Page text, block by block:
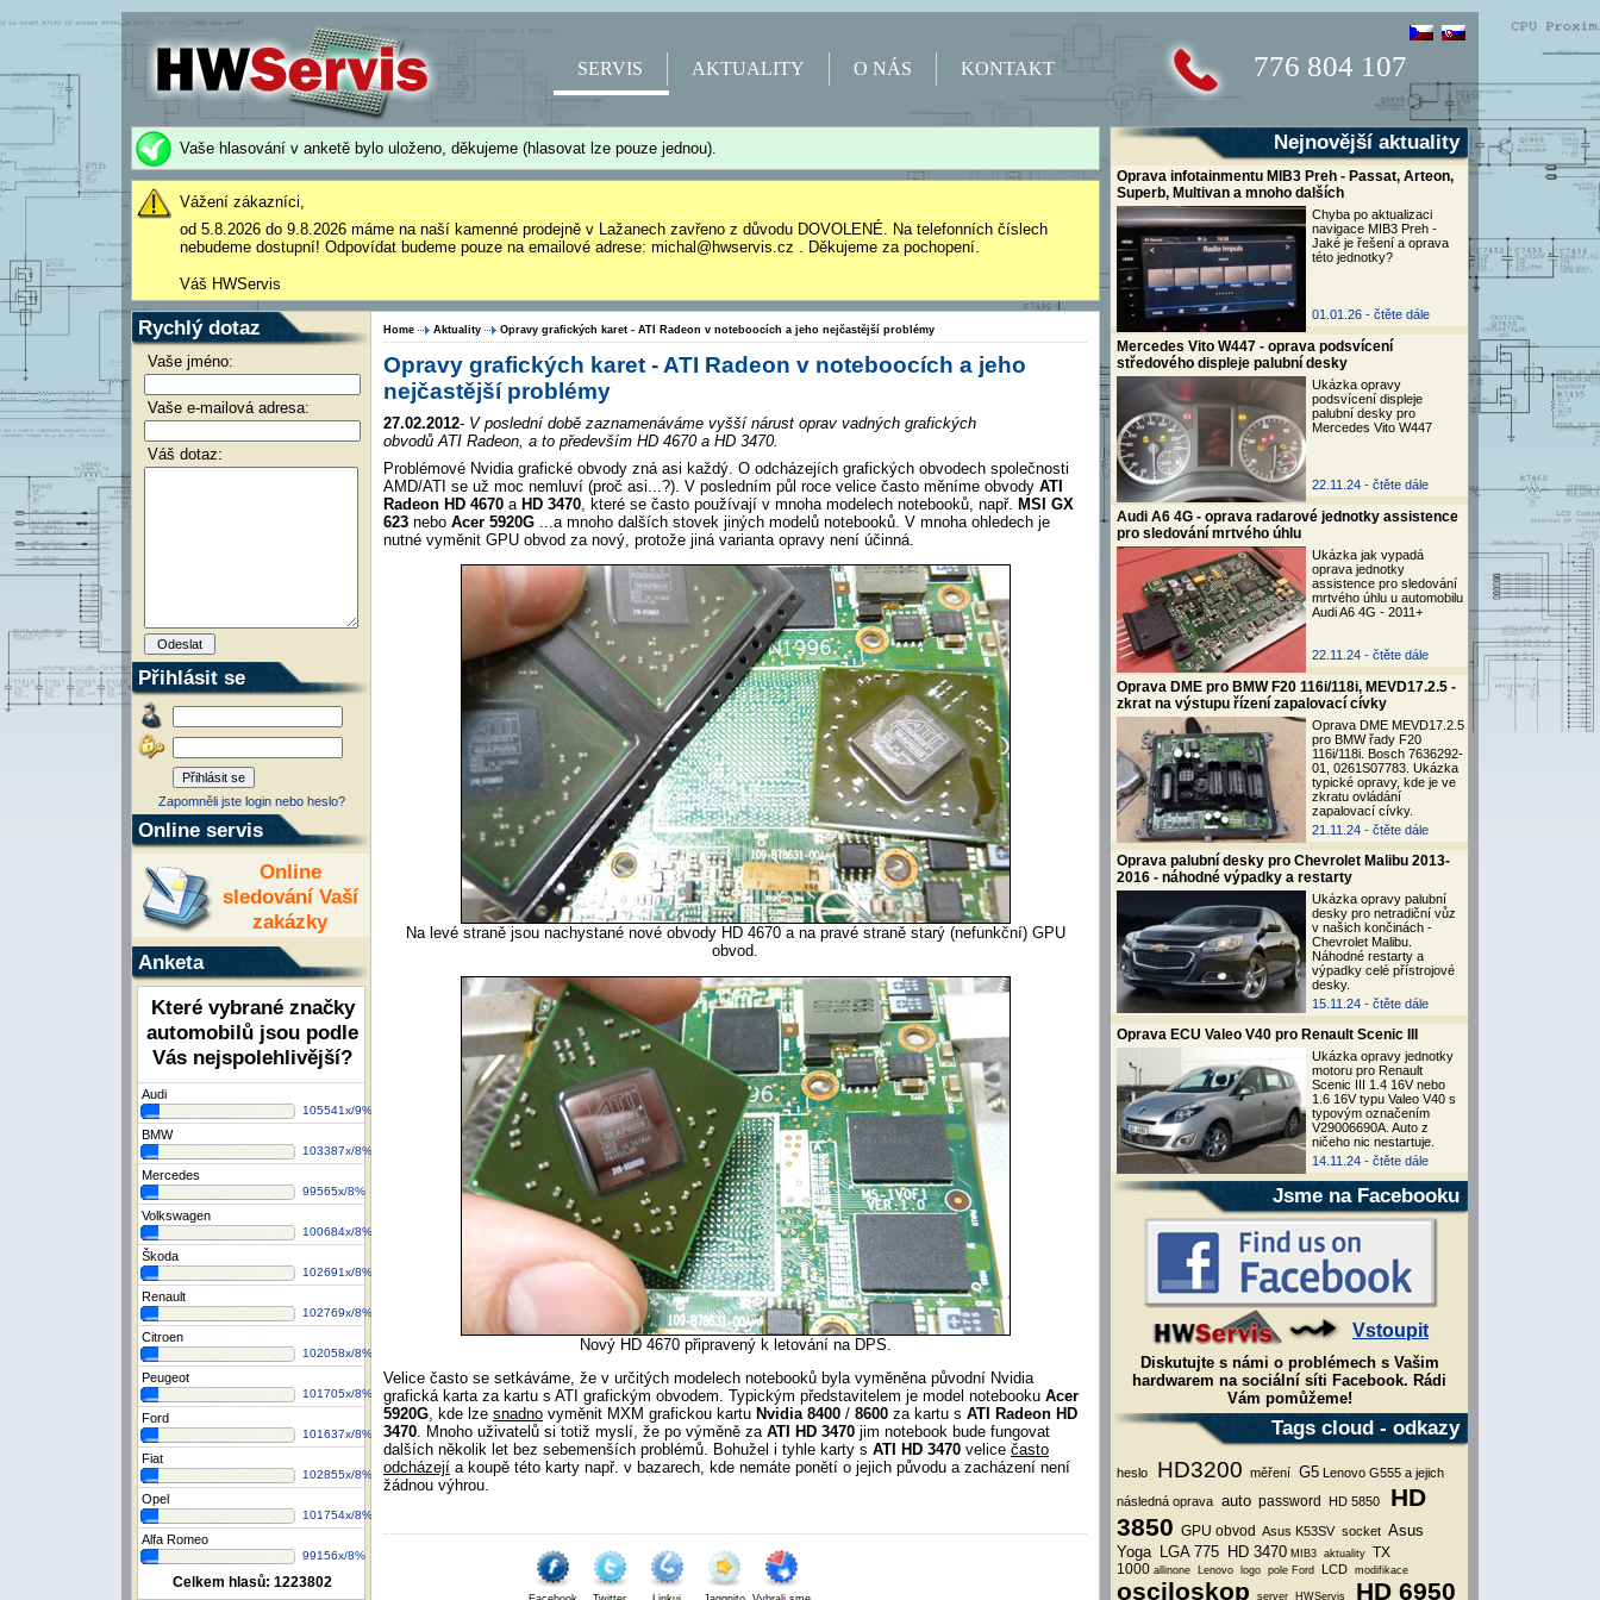
776 804 107
SERVIS AKTUALITY O NÁS KONTAKT
Nejnovější aktuality
Oprava infotainmentu MIB3 Preh - Passat, Arteon,
Superb, Multivan a mnoho dalších
Chyba po aktualizaci
navigace MIB3 Preh -
Jaké je řešení a oprava
této jednotky?
01.01.26 - čtěte dále
Mercedes Vito W447 - oprava podsvícení
středového displeje palubní desky
Ukázka opravy
podsvícení displeje
palubní desky pro
Mercedes Vito W447
22.11.24 - čtěte dále
Audi A6 4G - oprava radarové jednotky assistence
pro sledování mrtvého úhlu
Ukázka jak vypadá
oprava jednotky
assistence pro sledování
mrtvého úhlu u automobilu
Audi A6 4G - 2011+
22.11.24 - čtěte dále
Oprava DME pro BMW F20 116i/118i, MEVD17.2.5 -
zkrat na výstupu řízení zapalovací cívky
Oprava DME MEVD17.2.5
pro BMW řady F20
116i/118i. Bosch 7636292-
01, 0261S07783. Ukázka
typické opravy, kde je ve
zkratu ovládání
zapalovací cívky.
21.11.24 - čtěte dále
Oprava palubní desky pro Chevrolet Malibu 2013-
2016 - náhodné výpadky a restarty
Ukázka opravy palubní
desky pro netradiční vůz
v našich končinách -
Chevrolet Malibu.
Náhodné restarty a
výpadky celé přístrojové
desky.
15.11.24 - čtěte dále
Oprava ECU Valeo V40 pro Renault Scenic III
Ukázka opravy jednotky
motoru pro Renault
Scenic III 1.4 16V nebo
1.6 16V typu Valeo V40 s
typovým označením
V29006690A. Auto z
ničeho nic nestartuje.
14.11.24 - čtěte dále
Jsme na Facebooku
Vstoupit
Diskutujte s námi o problémech s Vašim
hardwarem na sociální síti Facebook. Rádi
Vám pomůžeme!
Tags cloud - odkazy
heslo HD3200 měření G5 Lenovo G555 a jejich
následná oprava auto password HD 5850
HD
3850 GPU obvod Asus K53SV socket Asus
Yoga LGA 775 HD 3470 MIB3 aktuality TX
1000 allinone Lenovo logo pole Ford LCD modifikace
osciloskop server HWServis HD 6950
Vaše hlasování v anketě bylo uloženo, děkujeme (hlasovat lze pouze jednou).
Vážení zákazníci,
od 5.8.2026 do 9.8.2026 máme na naší kamenné prodejně v Lažanech zavřeno z důvodu DOVOLENÉ. Na telefonních číslech
nebudeme dostupní! Odpovídat budeme pouze na emailové adrese: michal@hwservis.cz . Děkujeme za pochopení.
Váš HWServis
Rychlý dotaz
Vaše jméno:
Vaše e-mailová adresa:
Váš dotaz:
Přihlásit se
Zapomněli jste login nebo heslo?
Online servis
Online
sledování Vaší
zakázky
Anketa
Které vybrané značky
automobilů jsou podle
Vás nejspolehlivější?
Audi
105541x/9%
BMW
103387x/8%
Mercedes
99565x/8%
Volkswagen
100684x/8%
Škoda
102691x/8%
Renault
102769x/8%
Citroen
102058x/8%
Peugeot
101705x/8%
Ford
101637x/8%
Fiat
102855x/8%
Opel
101754x/8%
Alfa Romeo
99156x/8%
Celkem hlasů: 1223802
Home Aktuality Opravy grafických karet - ATI Radeon v noteboocích a jeho nejčastější problémy
Opravy grafických karet - ATI Radeon v noteboocích a jeho
nejčastější problémy
27.02.2012- V poslední době zaznamenáváme vyšší nárust oprav vadných grafických
obvodů ATI Radeon, a to především HD 4670 a HD 3470.
Problémové Nvidia grafické obvody zná asi každý. O odcházejích grafických obvodech společnosti
AMD/ATI se už moc nemluví (proč asi...?). V posledním půl roce velice často měníme obvody ATI
Radeon HD 4670 a HD 3470, které se často používají v mnoha modelech notebooků, např. MSI GX
623 nebo Acer 5920G ...a mnoho dalších stovek jiných modelů notebooků. V mnoha ohledech je
nutné vyměnit GPU obvod za nový, protože jiná varianta opravy není účinná.
Na levé straně jsou nachystané nové obvody HD 4670 a na pravé straně starý (nefunkční) GPU
obvod.
Nový HD 4670 připravený k letování na DPS.
Velice často se setkáváme, že v určitých modelech notebooků byla vyměněna původní Nvidia
grafická karta za kartu s ATI grafickým obvodem. Typickým představitelem je model notebooku Acer
5920G , kde lze snadno vyměnit MXM grafickou kartu Nvidia 8400 / 8600 za kartu s ATI Radeon HD
3470 . Mnoho uživatelů si totiž myslí, že po výměně za ATI HD 3470 jim notebook bude fungovat
dalších několik let bez sebemenších problémů. Bohužel i tyhle karty s ATI HD 3470 velice často
odcházejí a koupě této karty např. v bazarech, kde nemáte ponětí o jejich původu a zacházení není
žádnou výhrou.